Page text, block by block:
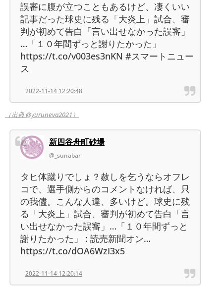
誤審に腹が立つこともあるけど、凄くいい
記事だった球史に残る「大炎上」試合、審
判が初めて告白「言い出せなかった誤審」
…「１０年間ずっと謝りたかった」
https://t.co/v003es3nKN #スマートニュー
ス
2022-11-14 12:20:48
（出典 @yuruneva2021）
新四谷舟町砂場
@_sunabar
タヒ体蹴りでしょ？赦しを乞うならオフレ
コで、選手側からのコメントなければ、只
の我儘。こんな人達、多いけど。球史に残
る「大炎上」試合、審判が初めて告白「言
い出せなかった誤審」…「１０年間ずっと
謝りたかった」 : 読売新聞オン…
https://t.co/dOA6WzI3x5
2022-11-14 12:20:14